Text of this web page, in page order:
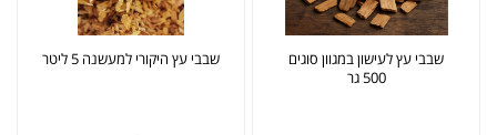
שבבי עץ לעישון במגוון סוגים
500 גר
שבבי עץ היקורי למעשנה 5 ליטר